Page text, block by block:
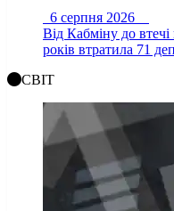
6 серпня 2026
Від Кабміну до
років втратила 71
СВІТ